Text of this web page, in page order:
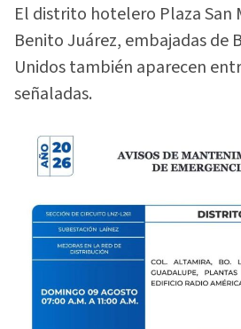
El distrito hotelero Plaza San
Benito Juárez, embajadas de
Unidos también aparecen
señaladas.